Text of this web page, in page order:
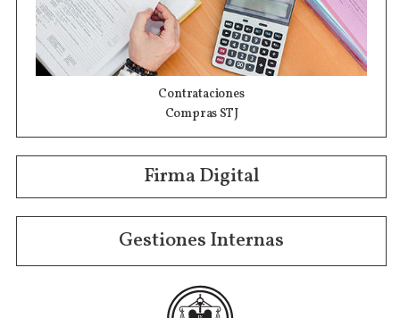
Contrataciones
Compras STJ
Firma Digital
Gestiones Internas